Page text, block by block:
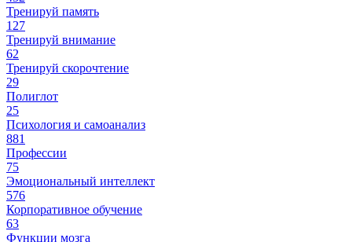
Тренируй память
127
Тренируй внимание
62
Тренируй скорочтение
29
Полиглот
25
Психология и самоанализ
881
Профессии
75
Эмоциональный интеллект
576
Корпоративное обучение
63
Функции мозга